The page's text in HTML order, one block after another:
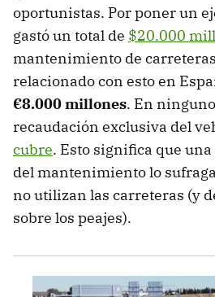
oportunistas. Por poner un
gastó un total de $20.000
mantenimiento de
relacionado con esto en
€8.000 millones. En
recaudación exclusiva del
cubre. Esto significa que
del mantenimiento lo
no utilizan las carreteras (y
sobre los peajes).